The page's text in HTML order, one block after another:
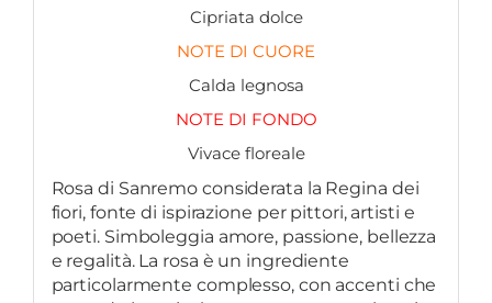
Cipriata dolce
NOTE DI CUORE
Calda legnosa
NOTE DI FONDO
Vivace floreale
Rosa di Sanremo considerata la Regina dei
fiori, fonte di ispirazione per pittori, artisti e
poeti. Simboleggia amore, passione, bellezza
e regalità. La rosa è un ingrediente
particolarmente complesso, con accenti che